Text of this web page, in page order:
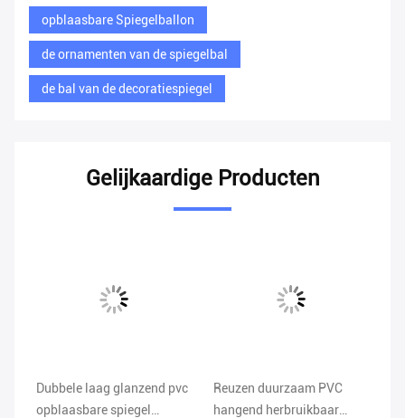
opblaasbare Spiegelballon
de ornamenten van de spiegelbal
de bal van de decoratiespiegel
Gelijkaardige Producten
Dubbele laag glanzend pvc
opblaasbare spiegel
Reuzen duurzaam PVC
hangend herbruikbaar